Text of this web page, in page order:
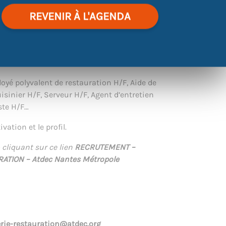
REVENIR À L'AGENDA
polyvalent de restauration H/F, Aide de
H/F, Serveur H/F, Agent d’entretien
H/F…
et le profil.
cliquant sur ce lien RECRUTEMENT –
– Atdec Nantes Métropole
restauration@atdec.org